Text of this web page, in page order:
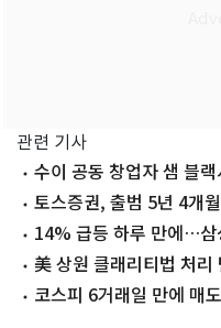
관련 기사
수이 공동 창업자 샘 블
류 토스증권, 출범 5년 4개
14% 급등 하루 만에…
[핫종목]
美 상원 클래리티법 처
선"코스피 6거래일 만에 매